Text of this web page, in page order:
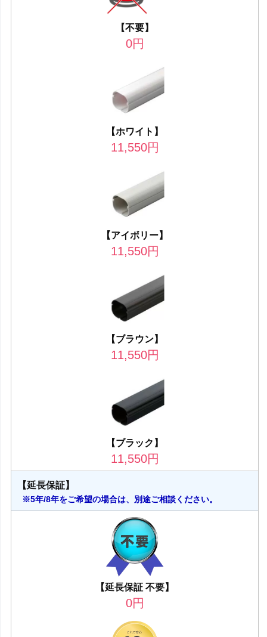
【不要】
0円
【ホワイト】
11,550円
【アイボリー】
11,550円
【ブラウン】
11,550円
【ブラック】
11,550円
【延長保証】
※5年/8年をご希望の場合は、別途ご相談ください。
【延長保証 不要】
0円